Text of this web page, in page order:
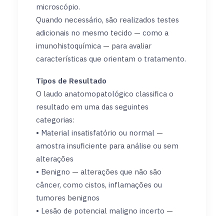
microscópio.
Quando necessário, são realizados testes
adicionais no mesmo tecido — como a
imunohistoquímica — para avaliar
características que orientam o tratamento.
Tipos de Resultado
O laudo anatomopatológico classifica o
resultado em uma das seguintes
categorias:
• Material insatisfatório ou normal —
amostra insuficiente para análise ou sem
alterações
• Benigno — alterações que não são
câncer, como cistos, inflamações ou
tumores benignos
• Lesão de potencial maligno incerto —